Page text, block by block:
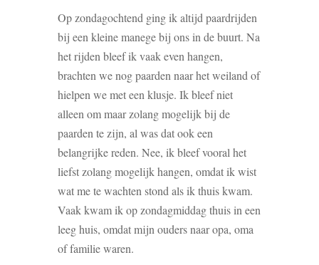
Op zondagochtend ging ik altijd paardrijden
bij een kleine manege bij ons in de buurt. Na
het rijden bleef ik vaak even hangen,
brachten we nog paarden naar het weiland of
hielpen we met een klusje. Ik bleef niet
alleen om maar zolang mogelijk bij de
paarden te zijn, al was dat ook een
belangrijke reden. Nee, ik bleef vooral het
liefst zolang mogelijk hangen, omdat ik wist
wat me te wachten stond als ik thuis kwam.
Vaak kwam ik op zondagmiddag thuis in een
leeg huis, omdat mijn ouders naar opa, oma
of familie waren.